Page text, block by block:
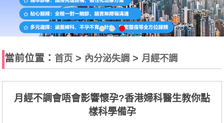
當前位置： 首页 > 內分泌失調 > 月經不調
月經不調會唔會影響懷孕?香港婦科醫生教你點
樣科學備孕